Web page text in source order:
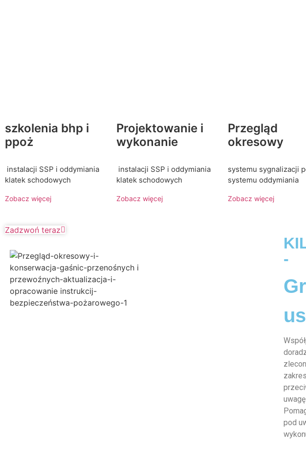
szkolenia bhp i
ppoż
instalacji SSP i oddymiania
klatek schodowych
Zobacz więcej
Projektowanie i
wykonanie
instalacji SSP i oddymiania
klatek schodowych
Zobacz więcej
Przegląd
okresowy
systemu sygnalizacji
systemu oddymiania
Zobacz więcej
Zadzwoń teraz
-
pod